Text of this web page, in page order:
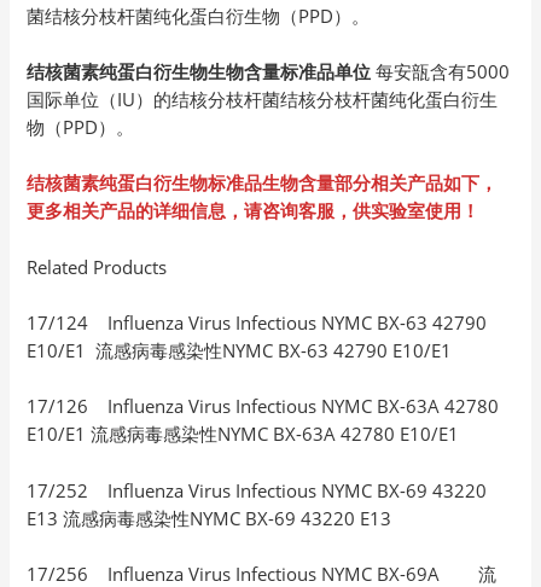
菌结核分枝杆菌纯化蛋白衍生物（PPD）。
结核菌素纯蛋白衍生物生物含量标准品单位 每安瓿含有5000
国际单位（IU）的结核分枝杆菌结核分枝杆菌纯化蛋白衍生
物（PPD）。
结核菌素纯蛋白衍生物标准品生物含量部分相关产品如下，
更多相关产品的详细信息，请咨询客服，供实验室使用！
Related Products
17/124 Influenza Virus Infectious NYMC BX-63 42790
E10/E1 流感病毒感染性NYMC BX-63 42790 E10/E1
17/126 Influenza Virus Infectious NYMC BX-63A 42780
E10/E1 流感病毒感染性NYMC BX-63A 42780 E10/E1
17/252 Influenza Virus Infectious NYMC BX-69 43220
E13 流感病毒感染性NYMC BX-69 43220 E13
17/256 Influenza Virus Infectious NYMC BX-69A 流